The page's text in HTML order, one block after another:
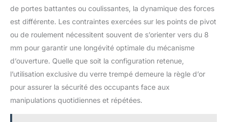
de portes battantes ou coulissantes, la dynamique des forces
est différente. Les contraintes exercées sur les points de pivot
ou de roulement nécessitent souvent de s’orienter vers du 8
mm pour garantir une longévité optimale du mécanisme
d’ouverture. Quelle que soit la configuration retenue,
l’utilisation exclusive du verre trempé demeure la règle d’or
pour assurer la sécurité des occupants face aux
manipulations quotidiennes et répétées.